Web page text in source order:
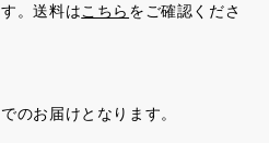
。送料はこちら をご確認くださ
のお届けとなります。